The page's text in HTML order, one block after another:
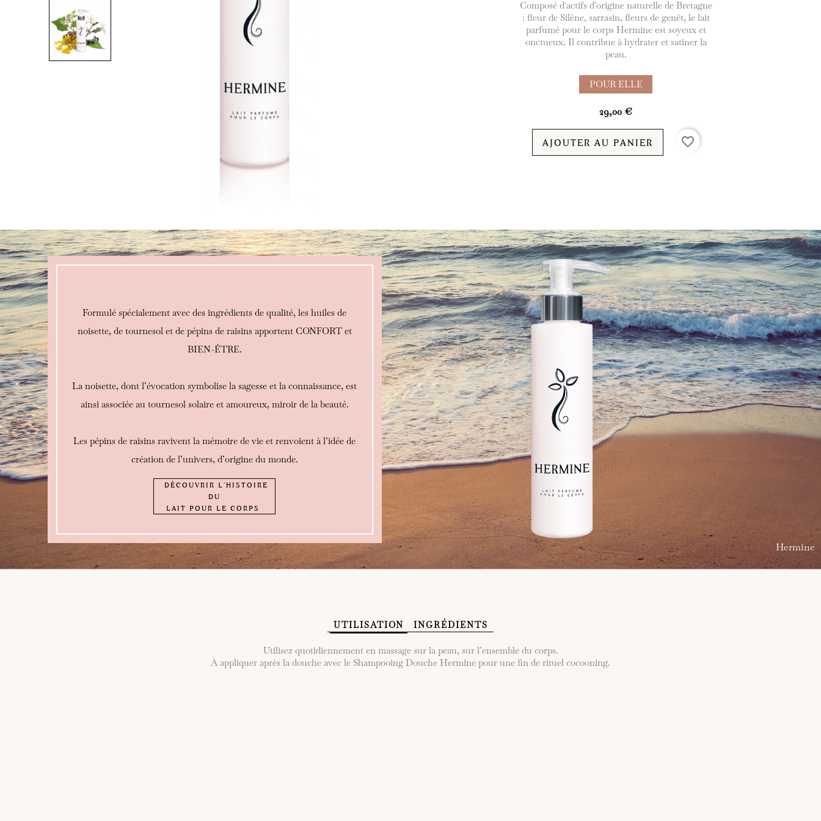
Composé d'actifs d'origine naturelle de Bretagne
: fleur de Silène, sarrasin, fleurs de genêt, le lait
parfumé pour le corps Hermine est soyeux et
onctueux. Il contribue à hydrater et satiner la
peau.
POUR ELLE
29,00 €
AJOUTER AU PANIER favorite_border
Formulé spécialement avec des ingrédients de qualité, les huiles de
noisette, de tournesol et de pépins de raisins apportent CONFORT et
BIEN-ÊTRE.
La noisette, dont l’évocation symbolise la sagesse et la connaissance, est
ainsi associée au tournesol solaire et amoureux, miroir de la beauté.
Les pépins de raisins ravivent la mémoire de vie et renvoient à l’idée de
création de l’univers, d’origine du monde.
DÉCOUVRIR L'HISTOIRE
DU
LAIT POUR LE CORPS
Hermine
UTILISATION INGRÉDIENTS
Utilisez quotidiennement en massage sur la peau, sur l’ensemble du corps.
À appliquer après la douche avec le Shampooing Douche Hermine pour une fin de rituel cocooning.